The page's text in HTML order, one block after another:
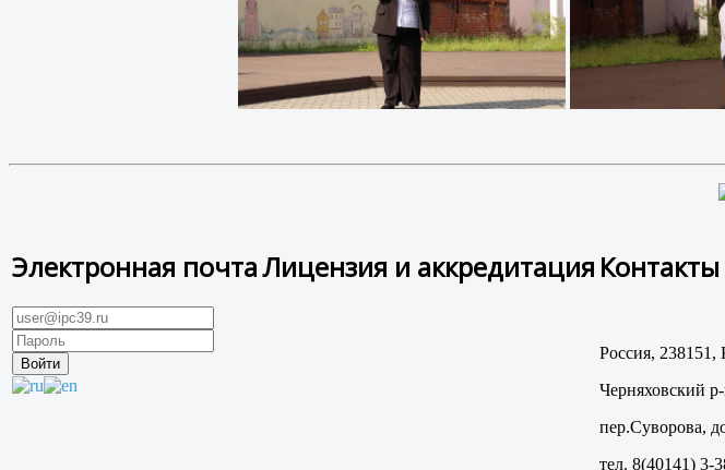
Электронная почтаЛицензия и аккредитация Контакты
Россия, 238151,
Черняховский
пер.Суворова,
тел. 8(40141) 3-